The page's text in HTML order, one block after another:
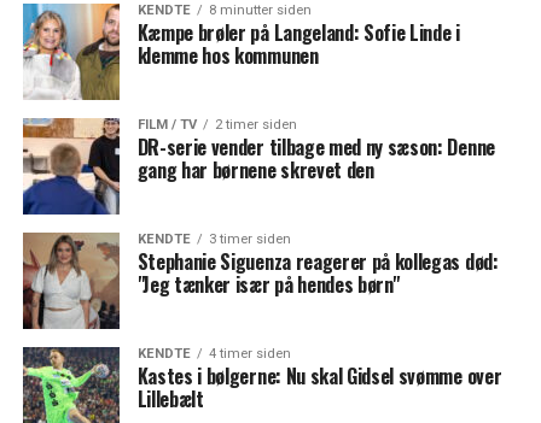
KENDTE 8 minutter siden
Kæmpe brøler på Langeland: Sofie Linde i
klemme hos kommunen
FILM / TV 2 timer siden
DR-serie vender tilbage med ny sæson: Denne
gang har børnene skrevet den
KENDTE 3 timer siden
Stephanie Siguenza reagerer på kollegas død:
"Jeg tænker især på hendes børn"
KENDTE 4 timer siden
Kastes i bølgerne: Nu skal Gidsel svømme over
Lillebælt